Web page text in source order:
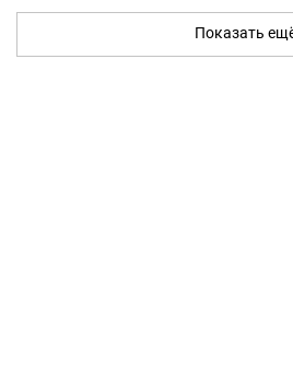
Показать